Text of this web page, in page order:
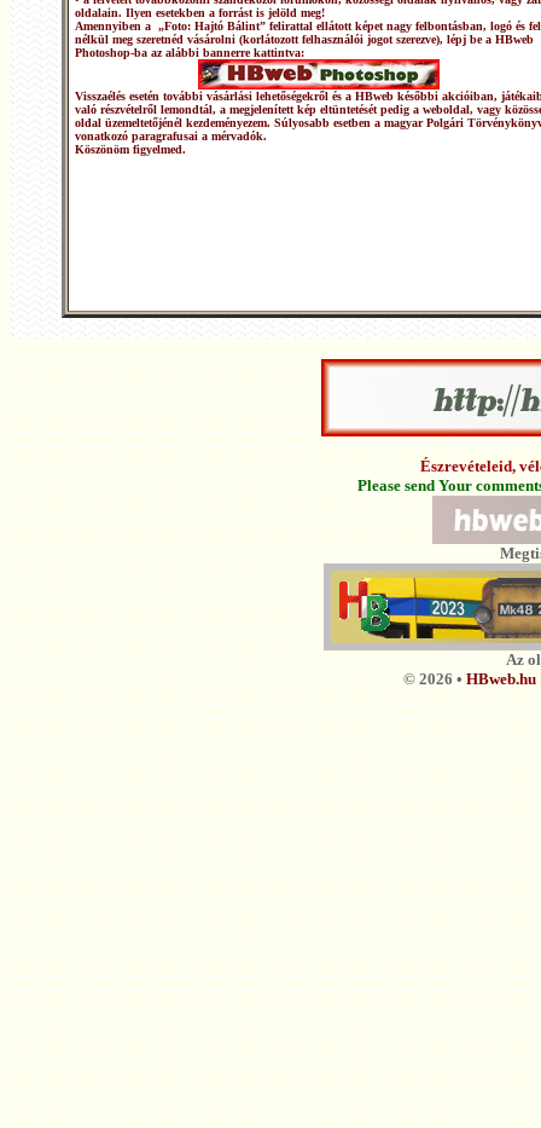
oldalain. Ilyen esetekben a forrást is jelöld meg!
Amennyiben a „Foto: Hajtó Bálint” felirattal ellátott képet nagy felbontásban, logó és
nélkül meg szeretnéd vásárolni (korlátozott felhasználói jogot szerezve), lépj be a HBweb
Photoshop-ba az alábbi bannerre kattintva:
Visszaélés esetén további vásárlási lehetőségekről és a HBweb későbbi akcióiban,
való részvételről lemondtál, a megjelenített kép eltüntetését pedig a weboldal, vagy
oldal üzemeltetőjénél kezdeményezem. Súlyosabb esetben a magyar Polgári
vonatkozó paragrafusai a mérvadók.
Köszönöm figyelmed.
Észrevételeid,
Please send Your
Az
© 2026 •HBweb.hu